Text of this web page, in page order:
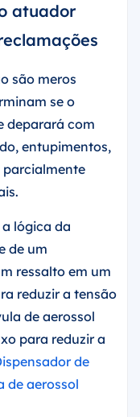
atuador
são meros
se o
deparará com
entupimentos,
parcialmente
lógica da
de um
ressalto em um
reduzir a tensão
de aerossol
para reduzir a
de
de aerossol